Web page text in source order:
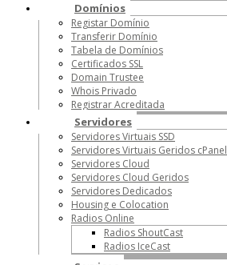
Domínios
Registar Domínio
Transferir Domínio
Tabela de Domínios
Certificados SSL
Domain Trustee
Whois Privado
Registrar Acreditada
Servidores
Servidores Virtuais SSD
Servidores Virtuais Geridos cPanel
Servidores Cloud
Servidores Cloud Geridos
Servidores Dedicados
Housing e Colocation
Radios Online
Radios ShoutCast
Radios IceCast